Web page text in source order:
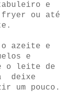
tabuleiro e
ou até
o azeite e
e
o leite de
deixe
um pouco.